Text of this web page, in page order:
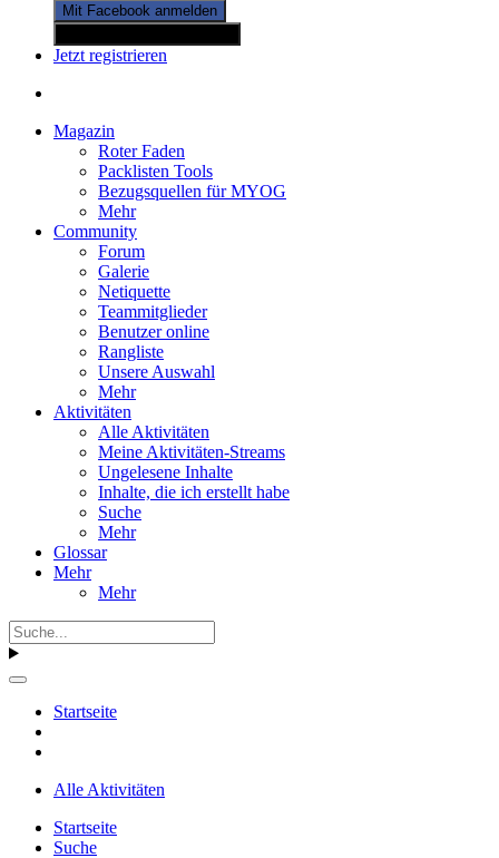
Mit Facebook anmelden
Jetzt registrieren
Magazin
Roter Faden
Packlisten Tools
Bezugsquellen für MYOG
Mehr
Community
Forum
Galerie
Netiquette
Teammitglieder
Benutzer online
Rangliste
Unsere Auswahl
Mehr
Aktivitäten
Alle Aktivitäten
Meine Aktivitäten-Streams
Ungelesene Inhalte
Inhalte, die ich erstellt habe
Suche
Mehr
Glossar
Mehr
Mehr
Startseite
Alle Aktivitäten
Startseite
Suche